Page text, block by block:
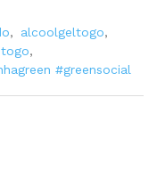
, alcoolgeltogo,
,
#greensocial